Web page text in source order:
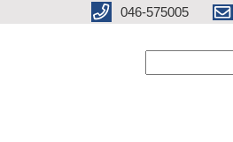
046-575005